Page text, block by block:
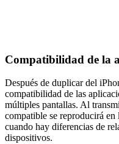
Compatibilidad de la
Después de duplicar del
compatibilidad de las
múltiples pantallas. Al
compatible se reproducirá en
cuando hay diferencias de
dispositivos.